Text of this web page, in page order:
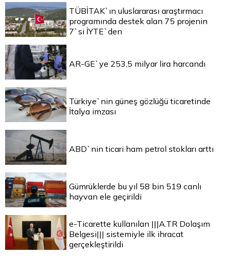
TÜBİTAK`ın uluslararası araştırmacı
programında destek alan 75 projenin
7`si İYTE`den
AR-GE`ye 253,5 milyar lira harcandı
Türkiye`nin güneş gözlüğü ticaretinde
İtalya imzası
ABD`nin ticari ham petrol stokları arttı
Gümrüklerde bu yıl 58 bin 519 canlı
hayvan ele geçirildi
e-Ticarette kullanılan |||A.TR Dolaşım
Belgesi||| sistemiyle ilk ihracat
gerçekleştirildi